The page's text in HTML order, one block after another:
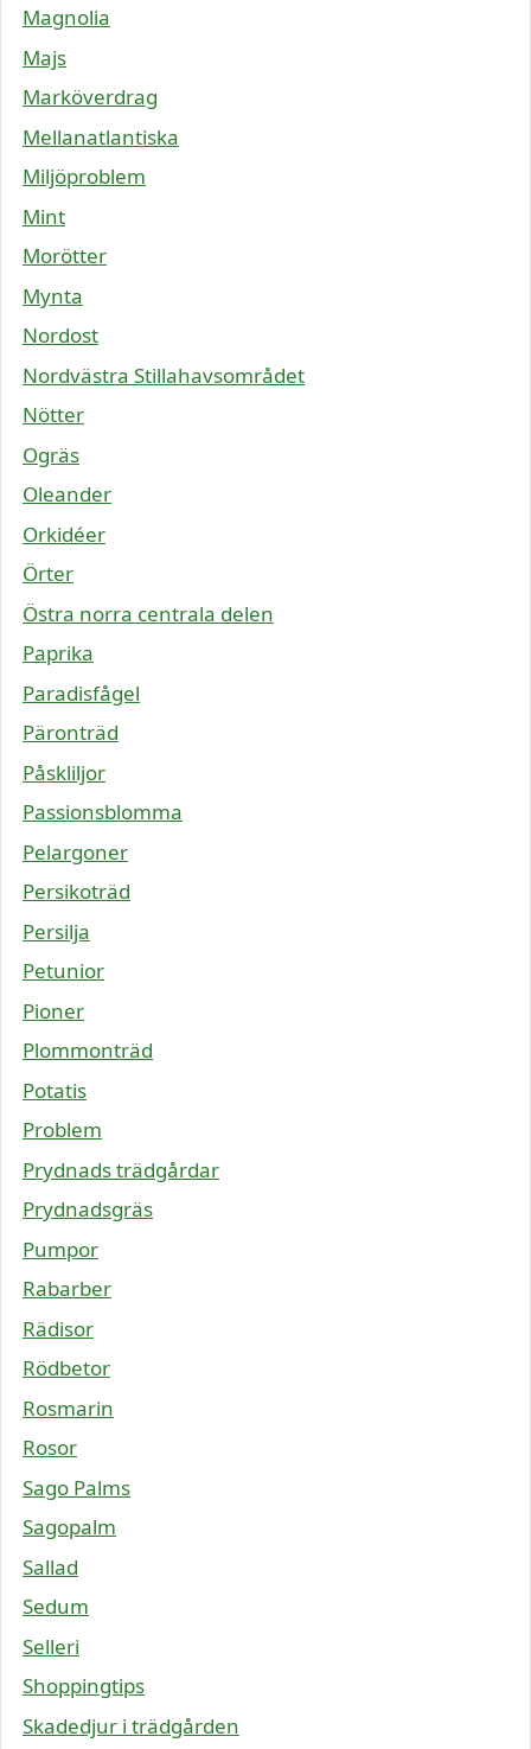
Magnolia
Majs
Marköverdrag
Mellanatlantiska
Miljöproblem
Mint
Morötter
Mynta
Nordost
Nordvästra Stillahavsområdet
Nötter
Ogräs
Oleander
Orkidéer
Örter
Östra norra centrala delen
Paprika
Paradisfågel
Päronträd
Påskliljor
Passionsblomma
Pelargoner
Persikoträd
Persilja
Petunior
Pioner
Plommonträd
Potatis
Problem
Prydnads trädgårdar
Prydnadsgräs
Pumpor
Rabarber
Rädisor
Rödbetor
Rosmarin
Rosor
Sago Palms
Sagopalm
Sallad
Sedum
Selleri
Shoppingtips
Skadedjur i trädgården